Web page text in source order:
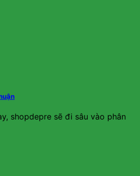
shopdepre sẽ đi sâu vào phân